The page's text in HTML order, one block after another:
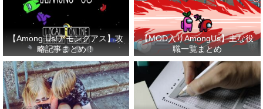
【Among Us/アモングアス】攻
略記事まとめ！
【MOD入りAmongUs】主な役
職一覧まとめ